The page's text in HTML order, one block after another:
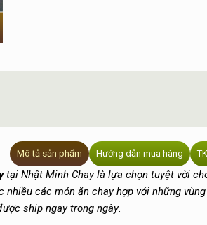
Mô tả sản phẩm Hướng dẫn mua hàng
tại Nhật Minh Chay là lựa chọn tuyệt vời
nhiều các món ăn chay hợp với những
ship ngay trong ngày.